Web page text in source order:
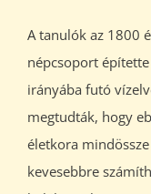
A tanulók az 1800
népcsoport
irányába futó
megtudták, hogy
életkora
kevesebbre